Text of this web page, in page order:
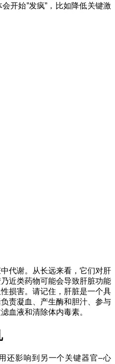
开始”发疯”，比如降低关键激
代谢。从长远来看，它们对肝
近类药物可能会导致肝脏功能
损害。请记住，肝脏是一个具
责凝血、产生酶和胆汁、参与
血液和清除体内毒素。
还影响到另一个关键器官–心